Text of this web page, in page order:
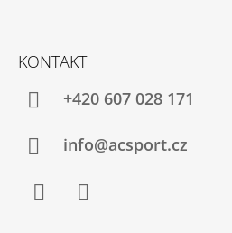
KONTAKT
+420 607 028 171
info@acsport.cz